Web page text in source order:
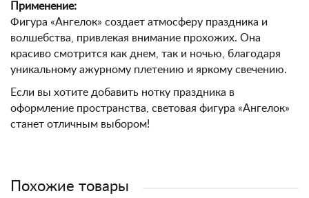
Применение:
Фигура «Ангелок» создает атмосферу праздника и
волшебства, привлекая внимание прохожих. Она
красиво смотрится как днем, так и ночью, благодаря
уникальному ажурному плетению и яркому свечению.
Если вы хотите добавить нотку праздника в
оформление пространства, световая фигура «Ангелок»
станет отличным выбором!
Похожие товары